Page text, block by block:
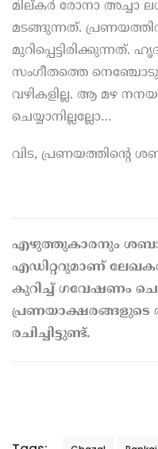
മില്കർ രോനാ അച്ചാ
മടങ്ങുന്നത്.
സംഗീതത്തെ നെഞ്ചോടു
വഴികളില്ല. ആ മഴ
ചെയ്യാനില്ലല്ലോ…
വിട, പ്രണയത്തിന്റെ
എഴുത്തുകാരനും
എഡിറ്ററുമാണ്
കുറിച്ച് ഗവേഷണം
രചിച്ചിട്ടുണ്ട്.